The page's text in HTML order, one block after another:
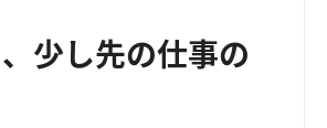
少し先の仕事の